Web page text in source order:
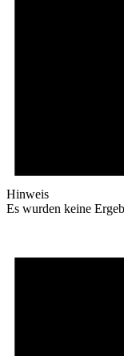
Hinweis
Es wurden keine